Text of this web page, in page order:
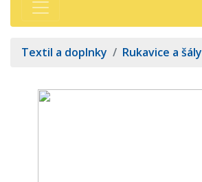
Textil a doplnky / Rukavice a šály